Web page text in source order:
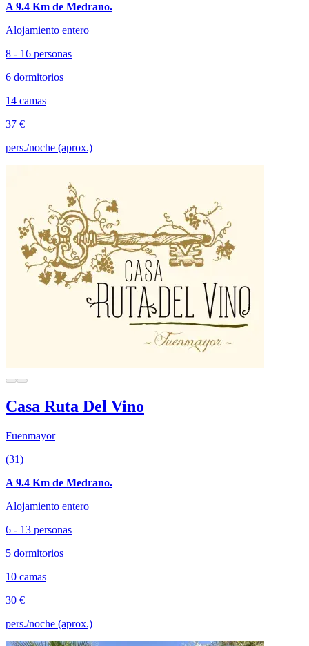
A 9.4 Km de Medrano.
Alojamiento entero
8 - 16 personas
6 dormitorios
14 camas
37 €
pers./noche (aprox.)
Casa Ruta Del Vino
Fuenmayor
(31)
A 9.4 Km de Medrano.
Alojamiento entero
6 - 13 personas
5 dormitorios
10 camas
30 €
pers./noche (aprox.)